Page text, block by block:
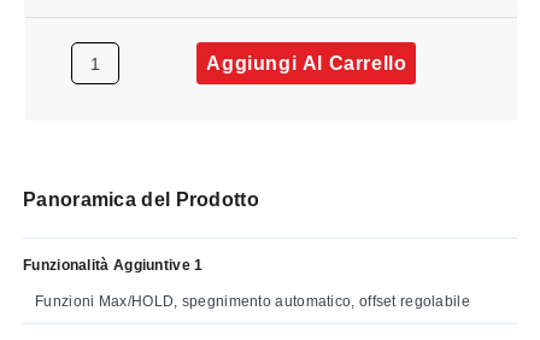
Aggiungi Al Carrello
Panoramica del Prodotto
Funzionalità Aggiuntive 1
Funzioni Max/HOLD, spegnimento automatico, offset regolabile